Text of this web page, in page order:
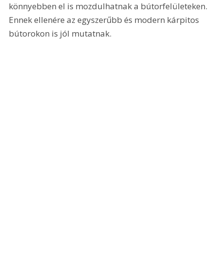
könnyebben el is mozdulhatnak a bútorfelületeken.
Ennek ellenére az egyszerűbb és modern kárpitos
bútorokon is jól mutatnak.